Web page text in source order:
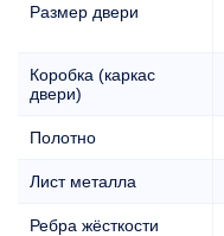
Размер двери
Коробка (каркас
двери)
Полотно
Лист металла
Ребра жёсткости